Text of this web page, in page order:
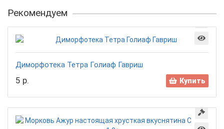
Рекомендуем
Диморфотека Тетра Голиаф Гавриш
5 р. Купить